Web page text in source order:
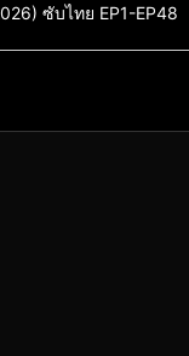
ย์จีนซับไทย
ซับไทย EP1-EP48